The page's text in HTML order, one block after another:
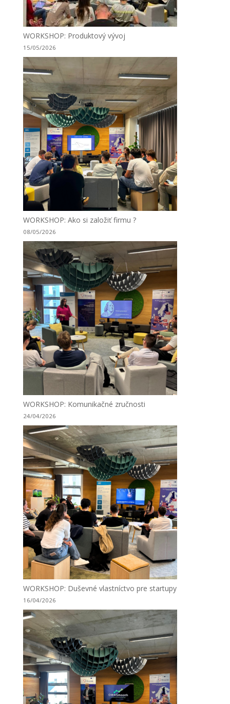
WORKSHOP: Produktový vývoj
15/05/2026
WORKSHOP: Ako si založiť firmu ?
08/05/2026
WORKSHOP: Komunikačné zručnosti
24/04/2026
WORKSHOP: Duševné vlastníctvo pre startupy
16/04/2026